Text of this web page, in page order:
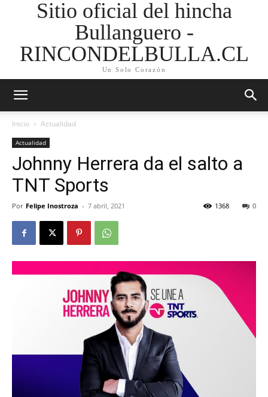
Sitio oficial del hincha
Bullanguero -
RINCONDELBULLA.CL
Un Solo Corazón
Inicio Actualidad
Actualidad
Johnny Herrera da el salto a
TNT Sports
Por Felipe Inostroza - 7 abril, 2021 0
1368